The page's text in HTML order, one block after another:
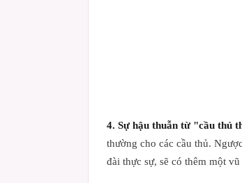
4. Sự hậu thuẫn từ "cầu thủ
thường cho các cầu thủ.
đài thực sự, sẽ có thêm một